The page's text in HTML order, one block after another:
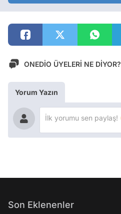
ONEDİO ÜYELERİ NE DİYOR?
Yorum Yazın
Son Eklenenler